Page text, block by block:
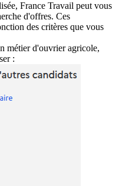
France Travail peut vous
d'offres. Ces
des critères que vous
métier d'ouvrier agricole,
: